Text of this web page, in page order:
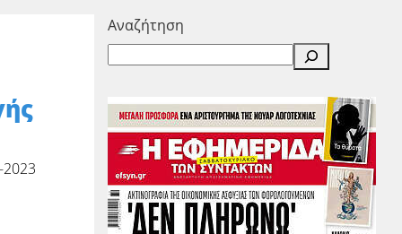
Αναζήτηση